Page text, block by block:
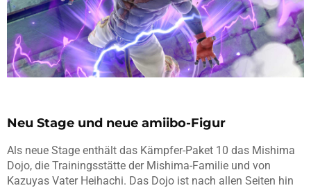
Neu Stage und neue amiibo-Figur
Als neue Stage enthält das Kämpfer-Paket 10 das Mishima
Dojo, die Trainingsstätte der Mishima-Familie und von
Kazuyas Vater Heihachi. Das Dojo ist nach allen Seiten hin